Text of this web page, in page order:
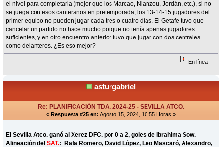
el nivel para completarla (mejor que los Marcao, Nianzou, Jordán, etc.), si no
se juega con esos canteranos en pretemporada, los 13-14-15 jugadores del
primer equipo no pueden jugar cada tres o cuatro días. El Getafe tuvo que
cancelar un partido no hace mucho porque no tenía apenas jugadores
suficientes, y en otro encuentro anterior tuvo que jugar con dos centrales
como delanteros. ¿Es eso mejor?
En línea
asturgabriel
Re: PLANIFICACIÓN TDA. 2024-25 - SEVILLA ATCO.
« Respuesta #25 en: Agosto 15, 2024, 10:55 Horas »
El Sevilla Atco. ganó al Xerez DFC. por 0 a 2, goles de Ibrahima Sow.
Alineación delSAT.: Rafa Romero, David López, Leo Mascaró, Alexandro,